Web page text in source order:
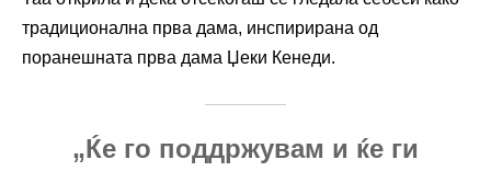
традиционална прва дама, инспирирана од
поранешната прва дама Џеки Кенеди.
„Ќе го поддржувам и ќе ги